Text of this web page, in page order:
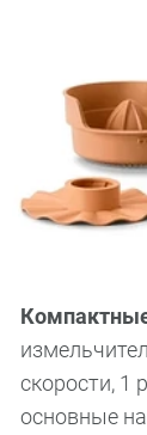
скорости, 1
основные